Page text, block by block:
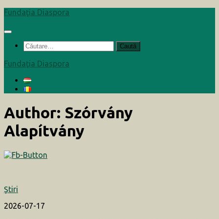
Skip
content
Fundaţia Diaspora
Caută
după:
Fundaţia Diaspora
Author: Szórvány
Alapítvány
Ştiri
2026-07-17